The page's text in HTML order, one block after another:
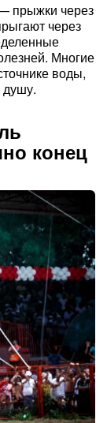
прыжки через
через
Многие
воды,
душу.
конец